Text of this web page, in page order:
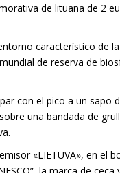
de lituana de 2
característico de
de reserva de
con el pico a un sapo
una bandada de
«LIETUVA», en el
la marca de